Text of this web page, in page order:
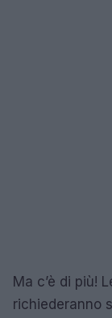
Ma c’è di più!
richiederanno